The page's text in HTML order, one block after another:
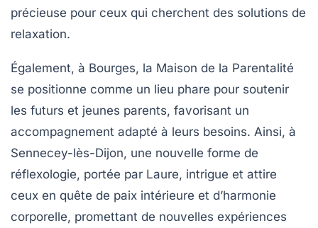
précieuse pour ceux qui cherchent des solutions de
relaxation.
Également, à Bourges, la Maison de la Parentalité
se positionne comme un lieu phare pour soutenir
les futurs et jeunes parents, favorisant un
accompagnement adapté à leurs besoins. Ainsi, à
Sennecey-lès-Dijon, une nouvelle forme de
réflexologie, portée par Laure, intrigue et attire
ceux en quête de paix intérieure et d’harmonie
corporelle, promettant de nouvelles expériences